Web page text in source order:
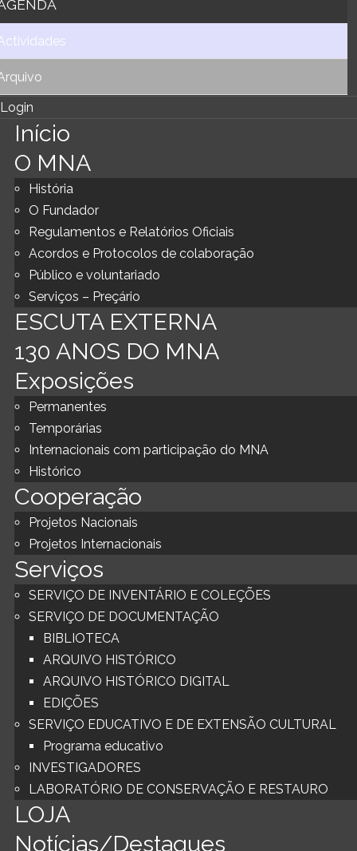
Login
Início
O MNA
História
O Fundador
Regulamentos e Relatórios Oficiais
Acordos e Protocolos de colaboração
Público e voluntariado
Serviços – Preçário
ESCUTA EXTERNA
130 ANOS DO MNA
Exposições
Permanentes
Temporárias
Internacionais com participação do MNA
Histórico
Cooperação
Projetos Nacionais
Projetos Internacionais
Serviços
SERVIÇO DE INVENTÁRIO E COLEÇÕES
SERVIÇO DE DOCUMENTAÇÃO
BIBLIOTECA
ARQUIVO HISTÓRICO
ARQUIVO HISTÓRICO DIGITAL
EDIÇÕES
SERVIÇO EDUCATIVO E DE EXTENSÃO CULTURAL
Programa educativo
INVESTIGADORES
LABORATÓRIO DE CONSERVAÇÃO E RESTAURO
LOJA
Notícias/Destaques